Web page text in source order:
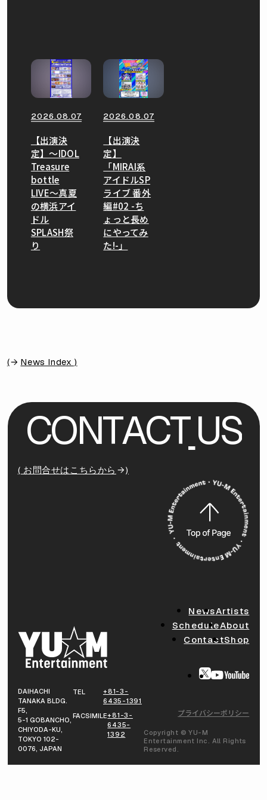
2026.08.07
【出演決
定】〜IDOL
Treasure
bottle
LIVE〜真夏
の横浜アイ
ドル
SPLASH祭
り
2026.08.07
【出演決
定】
「MIRAI系
アイドルSP
ライブ 番外
編#02 -ち
ょっと長め
にやってみ
た!-」
( News Index )
CONTACT US
( お問合せはこちらから )
DAIHACHI
TANAKA BLDG.
F5,
5-1 GOBANCHO,
CHIYODA-KU,
TOKYO 102-
0076, JAPAN
TEL
+81-3-
6435-1391
FACSIMILE+81-3-
6435-
1392
NewsArtists
ScheduleAbout
ContactShop
プライバシーポリシー
Copyright © YU-M
Entertainment Inc. All Rights
Reserved.